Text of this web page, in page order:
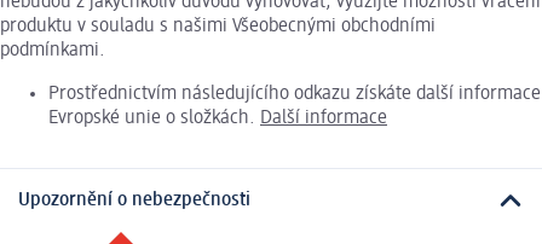
produktu v souladu s našimi Všeobecnými obchodními
podmínkami.
Prostřednictvím následujícího odkazu získáte další informace
Evropské unie o složkách. Další informace
Upozornění o nebezpečnosti